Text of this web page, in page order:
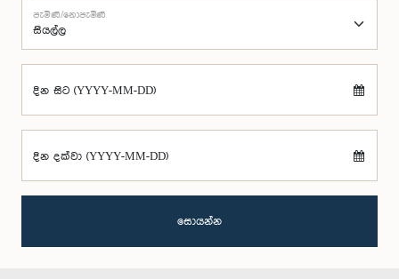
පැමිණි/නොපැමිණි
දින සිට (YYYY-MM-DD)
දින දක්වා (YYYY-MM-DD)
සොයන්න